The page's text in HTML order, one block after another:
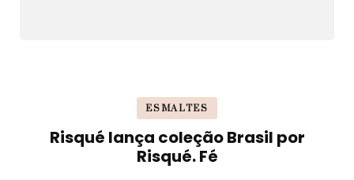
ESMALTES
Risqué lança coleção Brasil por
Risqué. Fé